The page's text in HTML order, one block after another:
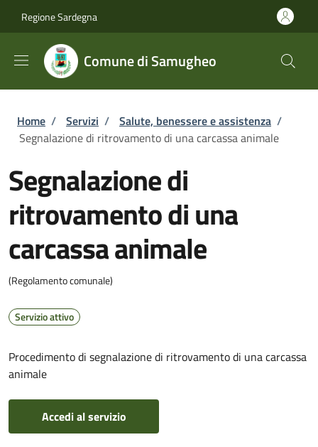
Regione Sardegna
Comune di Samugheo
Briciole di pane
Home / Servizi / Salute, benessere e assistenza /
Segnalazione di ritrovamento di una carcassa animale
Segnalazione di
ritrovamento di una
carcassa animale
(Regolamento comunale)
Servizio attivo
Procedimento di segnalazione di ritrovamento di una carcassa
animale
Accedi al servizio